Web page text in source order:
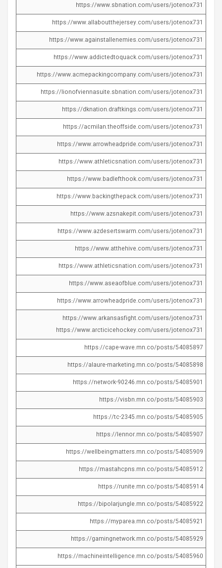
https://www.sbnation.com/users/jotenox731
https://www.allaboutthejersey.com/users/jotenox731
https://www.againstallenemies.com/users/jotenox731
https://www.addictedtoquack.com/users/jotenox731
https://www.acmepackingcompany.com/users/jotenox731
https://lionofviennasuite.sbnation.com/users/jotenox731
https://dknation.draftkings.com/users/jotenox731
https://acmilan.theoffside.com/users/jotenox731
https://www.arrowheadpride.com/users/jotenox731
https://www.athleticsnation.com/users/jotenox731
https://www.badlefthook.com/users/jotenox731
https://www.backingthepack.com/users/jotenox731
https://www.azsnakepit.com/users/jotenox731
https://www.azdesertswarm.com/users/jotenox731
https://www.atthehive.com/users/jotenox731
https://www.athleticsnation.com/users/jotenox731
https://www.aseaofblue.com/users/jotenox731
https://www.arrowheadpride.com/users/jotenox731
https://www.arkansasfight.com/users/jotenox731
https://www.arcticicehockey.com/users/jotenox731
https://cape-wave.mn.co/posts/54085897
https://alaure-marketing.mn.co/posts/54085898
https://network-90246.mn.co/posts/54085901
https://visbn.mn.co/posts/54085903
https://tc-2345.mn.co/posts/54085905
https://lennor.mn.co/posts/54085907
https://wellbeingmatters.mn.co/posts/54085909
https://mastahcpns.mn.co/posts/54085912
https://runite.mn.co/posts/54085914
https://bipolarjungle.mn.co/posts/54085922
https://myparea.mn.co/posts/54085921
https://gamingnetwork.mn.co/posts/54085929
https://machineintelligence.mn.co/posts/54085960